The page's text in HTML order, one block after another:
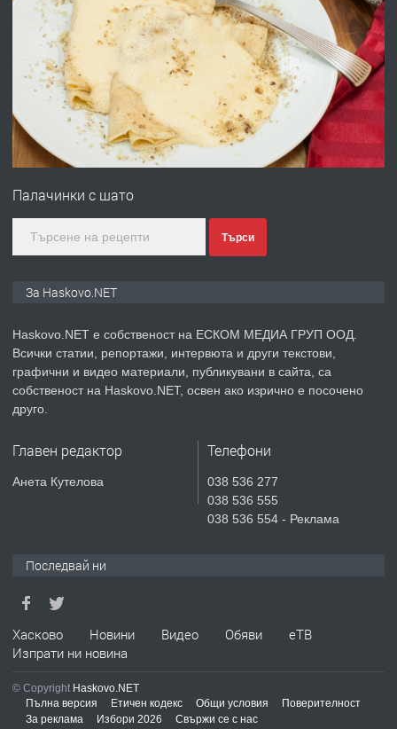
ПРЕДЛАГА Под НАЕМ двустаен Орфей
преди 3 дни
ПРЕДЛАГА
Нов апартамент на ул. Липа до
преди 5 дни
ПРЕДЛАГА
НАПЪЛНО ОБЗАВЕДЕН И
Давам гараж под наем
ПРЕДЛАГА
№4120 Магазин/Офис под наем в кв.
Палачинки с шато
Търси
За Haskovo.NET
Haskovo.NET е собственост на ЕСКОМ МЕДИА ГРУП ООД.
Всички статии, репортажи, интервюта и други текстови,
графични и видео материали, публикувани в сайта, са
собственост на Haskovo.NET, освен ако изрично е посочено
друго.
Главен редактор
Анета Кутелова
Телефони
038 536 277
038 536 555
038 536 554 - Реклама
Последвай ни
Хасково Новини Видео Обяви
еТВ
Изпрати ни новина
© Copyright Haskovo.NET
Пълна версия
Етичен кодекс Общи условия
Поверителност
За реклама
Избори 2026 Свържи се с нас